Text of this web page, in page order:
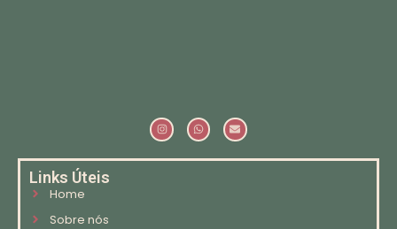
Links Úteis
Home
Sobre nós